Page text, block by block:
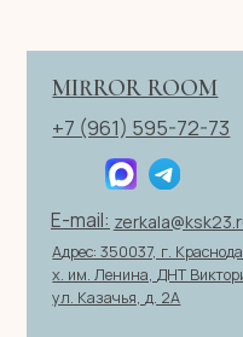
© 2026 ИП Клевцов Е.А.Все права защищены.
Политика конфиденциальности |Согласие
ИНН 560400511178
ОГРН 321237500406259